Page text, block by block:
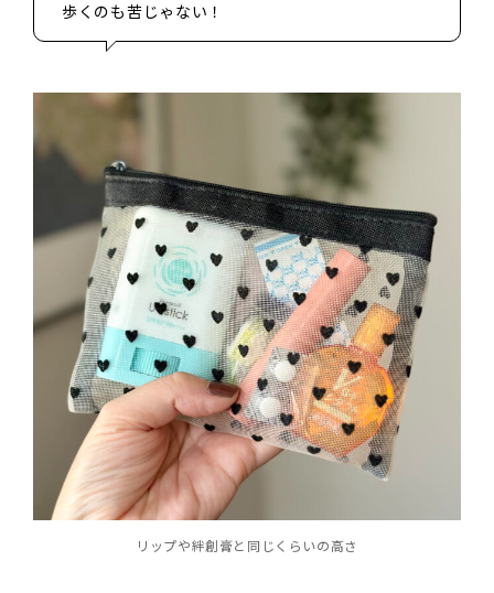
歩くのも苦じゃない！
リップや絆創膏と同じくらいの高さ